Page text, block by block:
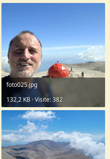
foto025.jpg
132,2 KB · Visite: 382